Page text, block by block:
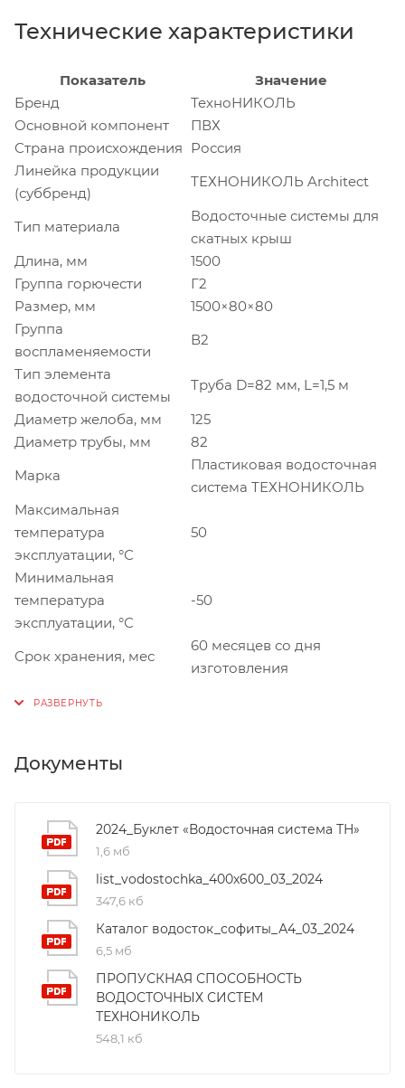
Технические характеристики
Показатель
Значение
Бренд
ТехноНИКОЛЬ
Основной компонент
ПВХ
Страна происхождения Россия
Линейка продукции
(суббренд)
ТЕХНОНИКОЛЬ Architect
Тип материала
Водосточные системы для
скатных крыш
Длина, мм
1500
Группа горючести
Г2
Размер, мм
1500×80×80
Группа
воспламеняемости
В2
Тип элемента
водосточной системы
Труба D=82 мм, L=1,5 м
Диаметр желоба, мм
125
Диаметр трубы, мм
82
Марка
Пластиковая водосточная
система ТЕХНОНИКОЛЬ
Максимальная
температура
эксплуатации, °С
50
Минимальная
температура
эксплуатации, °С
-50
Срок хранения, мес
60 месяцев со дня
изготовления
Документы
2024_Буклет «Водосточная система ТН»
1,6 мб
list_vodostochka_400х600_03_2024
347,6 кб
Каталог водосток_софиты_А4_03_2024
6,5 мб
ПРОПУСКНАЯ СПОСОБНОСТЬ
ВОДОСТОЧНЫХ СИСТЕМ
ТЕХНОНИКОЛЬ
548,1 кб